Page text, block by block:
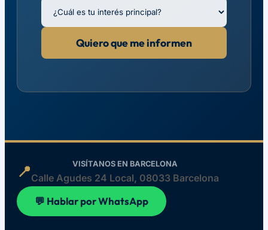
Quiero que me informen
📍 VISÍTANOS EN BARCELONA
Calle Agudes 24 Local, 08033 Barcelona
💬 Hablar por WhatsApp